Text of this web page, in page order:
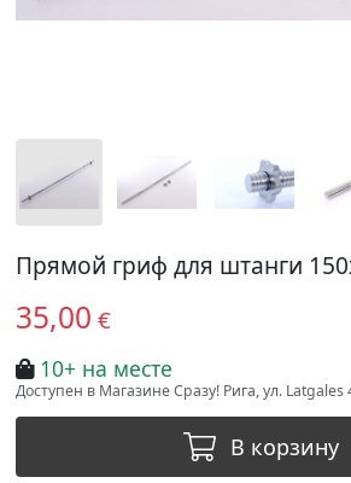
Прямой гриф для штанги
35,00 €
10+ на месте
Доступен в Магазине Сразу! Рига, ул. Latgales
В корзину